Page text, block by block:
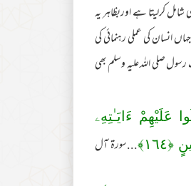
کرلیتا ہے اوربظاہر یہ
کی عملی رہنمائی کی
صلی اللہ علیہ وسلم بھی
ءَايَـٰتِهِۦ
﴿١٦٤﴾...سورۃ آل